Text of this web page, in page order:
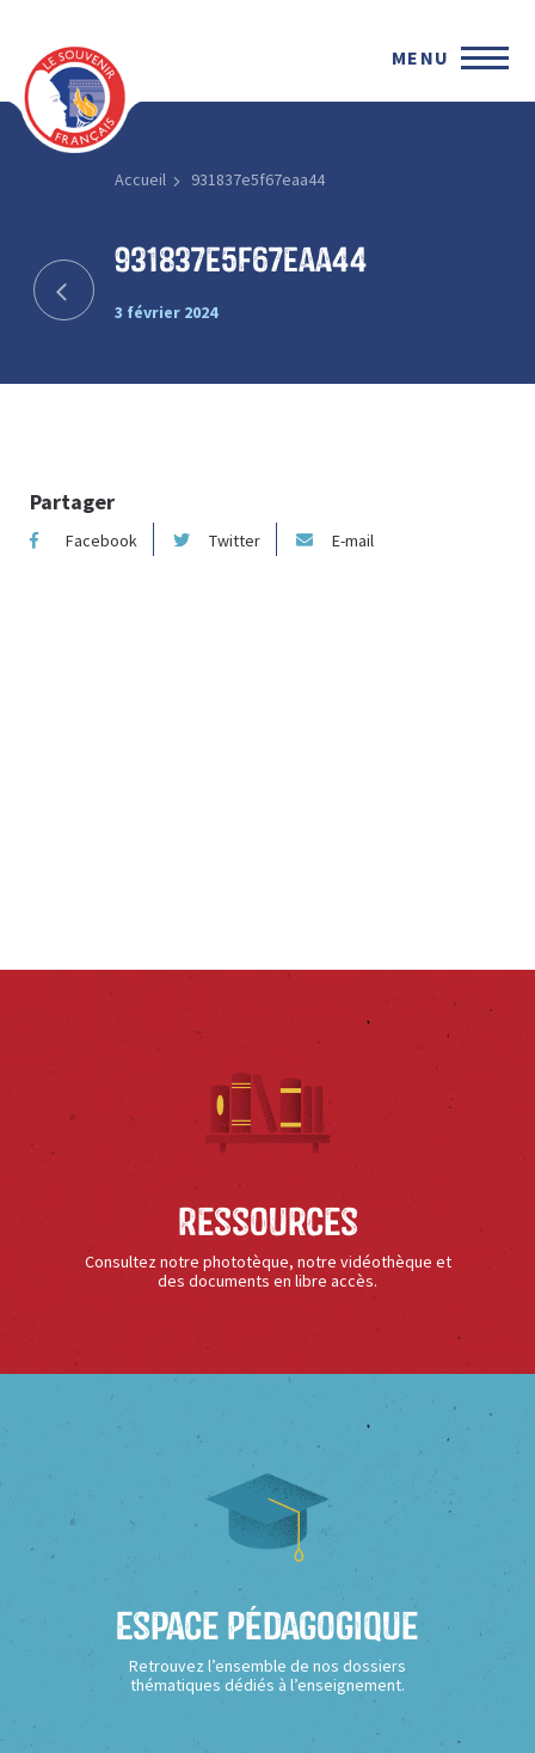
MENU
Accueil 931837e5f67eaa44
931837e5f67eaa44
3 février 2024
Partager
Facebook Twitter E-mail
Ressources
Consultez notre phototèque, notre vidéothèque et
des documents en libre accès.
Espace Pédagogique
Retrouvez l’ensemble de nos dossiers
thématiques dédiés à l’enseignement.